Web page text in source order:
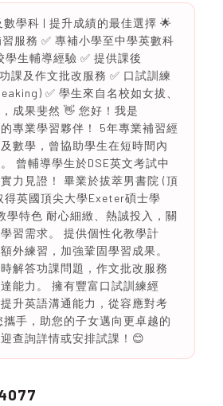
學科 | 提升成績的最佳選擇 🌟
服務 ✅ 專補小學至中學英數科
學生輔導經驗 ✅ 提供課後
課及作文批改服務 ✅ 口試訓練
✅ 學生來自名校如女拔、
成果斐然 👋 您好！我是
專業學習夥伴！ 5年專業補習經
數學，曾協助學生在短時間內
曾輔導學生於DSE英文考試中
力見證！ 畢業於拔萃男書院 (頂
得英國頂尖大學Exeter碩士學
學特色 耐心細緻、熱誠投入，關
習需求。 提供個性化教學計
外練習，加強鞏固學習成果。
解答功課問題，作文批改服務
能力。 擁有豐富口試訓練經
升英語溝通能力，從容應對考
手，助您的子女邁向更卓越的
查詢詳情或安排試課！😊